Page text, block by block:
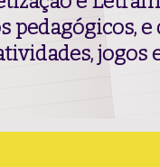
pedagógicos,
jogos